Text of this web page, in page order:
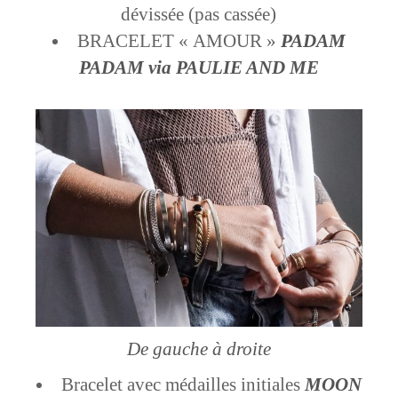
dévissée (pas cassée)
BRACELET « AMOUR » PADAM
PADAM via PAULIE AND ME
De gauche à droite
Bracelet avec médailles initiales MOON